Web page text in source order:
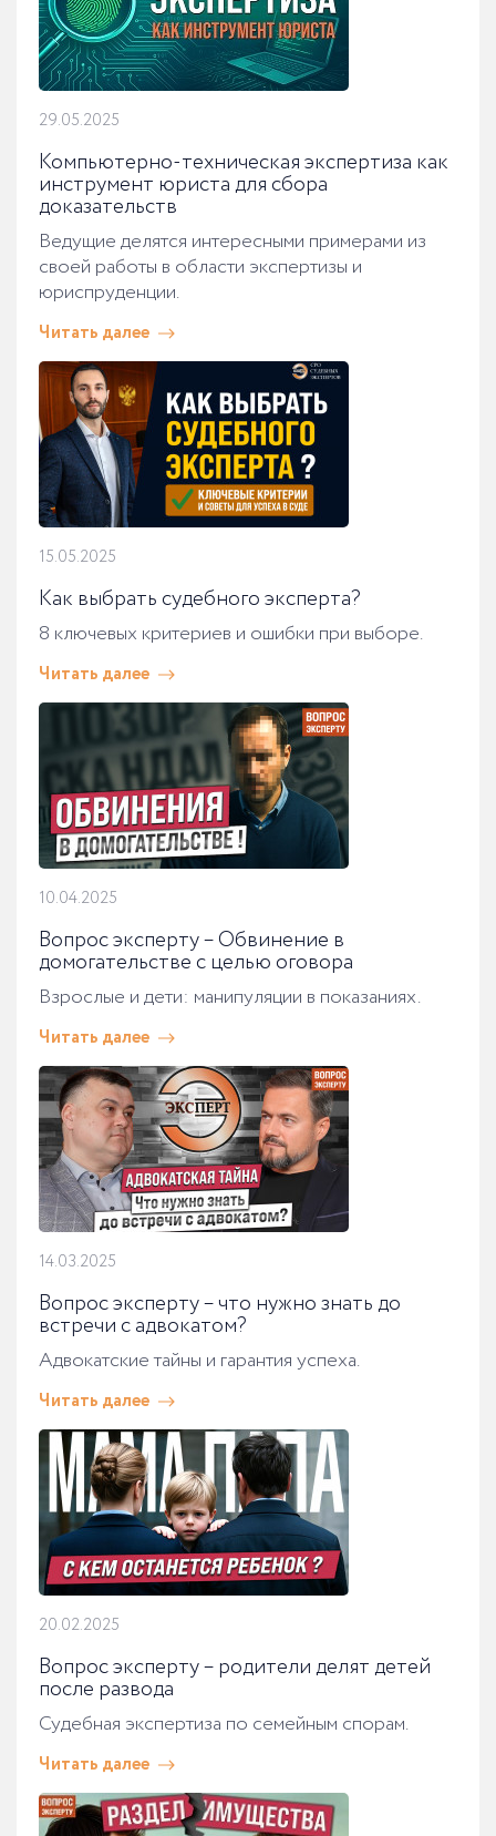
29.05.2025
Компьютерно-техническая экспертиза как
инструмент юриста для сбора
доказательств
Ведущие делятся интересными примерами из
своей работы в области экспертизы и
юриспруденции.
Читать далее
15.05.2025
Как выбрать судебного эксперта?
8 ключевых критериев и ошибки при выборе.
Читать далее
10.04.2025
Вопрос эксперту – Обвинение в
домогательстве с целью оговора
Взрослые и дети: манипуляции в показаниях.
Читать далее
14.03.2025
Вопрос эксперту – что нужно знать до
встречи с адвокатом?
Адвокатские тайны и гарантия успеха.
Читать далее
20.02.2025
Вопрос эксперту – родители делят детей
после развода
Судебная экспертиза по семейным спорам.
Читать далее